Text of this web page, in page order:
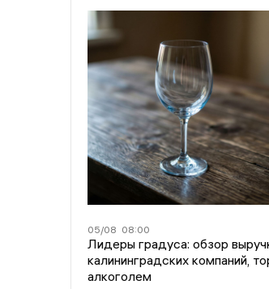
05/08 08:00
Лидеры градуса: обзор
калининградских компаний,
алкоголем